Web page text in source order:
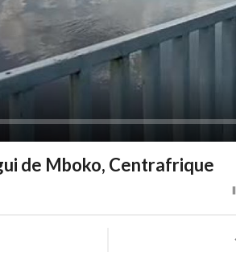
de Mboko, Centrafrique